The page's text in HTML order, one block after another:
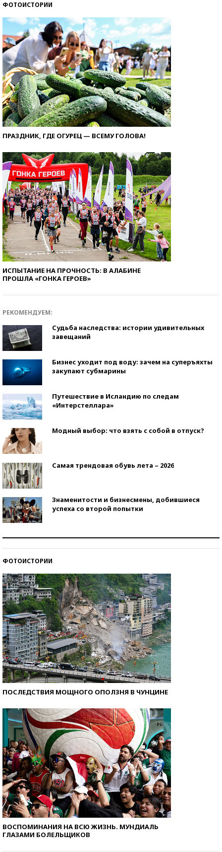
ФОТОИСТОРИИ
ПРАЗДНИК, ГДЕ ОГУРЕЦ — ВСЕМУ ГОЛОВА!
ИСПЫТАНИЕ НА ПРОЧНОСТЬ: В АЛАБИНЕ
ПРОШЛА «ГОНКА ГЕРОЕВ»
РЕКОМЕНДУЕМ:
Судьба наследства: истории удивительных
завещаний
Бизнес уходит под воду: зачем на суперъяхты
закупают субмарины
Путешествие в Исландию по следам
«Интерстеллара»
Модный выбор: что взять с собой в отпуск?
Самая трендовая обувь лета – 2026
Знаменитости и бизнесмены, добившиеся
успеха со второй попытки
ФОТОИСТОРИИ
ПОСЛЕДСТВИЯ МОЩНОГО ОПОЛЗНЯ В ЧУНЦИНЕ
ВОСПОМИНАНИЯ НА ВСЮ ЖИЗНЬ. МУНДИАЛЬ
ГЛАЗАМИ БОЛЕЛЬЩИКОВ